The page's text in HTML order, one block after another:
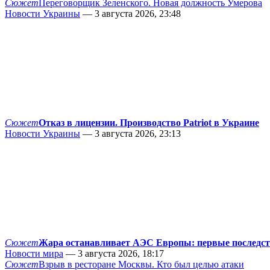
Сюжет Переговорщик Зеленского. Новая должность Умерова
Новости Украины — 3 августа 2026, 23:48
СюжетОтказ в лицензии. Производство Patriot в Украине
Новости Украины — 3 августа 2026, 23:13
СюжетЖара останавливает АЭС Европы: первые
Новости мира — 3 августа 2026, 18:17
СюжетВзрыв в ресторане Москвы. Кто был целью атаки